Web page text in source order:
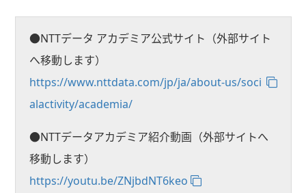
●NTTデータ アカデミア公式サイト（外部サイト
へ移動します）
https://www.nttdata.com/jp/ja/about-us/soci
alactivity/academia/
●NTTデータアカデミア紹介動画（外部サイトへ
移動します）
https://youtu.be/ZNjbdNT6keo